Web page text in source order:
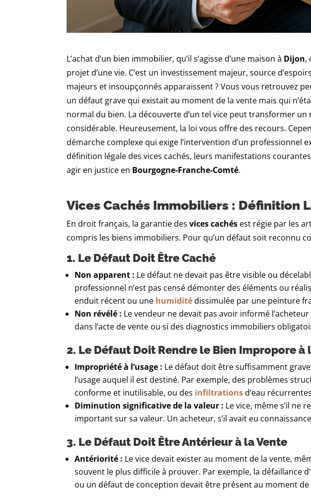
L’achat d’un bien immobilier, qu’il s’agisse d’une maison à Dijon,
projet d’une vie. C’est un investissement majeur, source
majeurs et insoupçonnés apparaissent ? Vous vous retrouvez
un défaut grave qui existait au moment de la vente mais qui
normal du bien. La découverte d’un tel vice peut transformer
considérable. Heureusement, la loi vous offre des recours.
démarche complexe qui exige l’intervention d’un professionnel
définition légale des vices cachés, leurs manifestations
agir en justice en Bourgogne-Franche-Comté.
Vices Cachés Immobiliers : Définition
En droit français, la garantie desvices cachés est régie par les
compris les biens immobiliers. Pour qu’un défaut soit reconnu
1. Le Défaut Doit Être Caché
Non apparent : Le défaut ne devait pas être visible ou
professionnel n’est pas censé démonter des éléments ou
enduit récent ou une humiditédissimulée par une peinture
Non révélé : Le vendeur ne devait pas avoir informé
dans l’acte de vente ou si des diagnostics immobiliers
2. Le Défaut Doit Rendre le Bien Impropore
Impropriété à l’usage : Le défaut doit être suffisamment
l’usage auquel il est destiné. Par exemple, des problèmes
conforme et inutilisable, ou des infiltrationsd’eau
Diminution significative de la valeur : Le vice, même s’il ne
important sur sa valeur. Un acheteur, s’il avait eu
3. Le Défaut Doit Être Antérieur à la Vente
Antériorité : Le vice devait exister au moment de la vente,
souvent le plus difficile à prouver. Par exemple, la défaillance
ou un défaut de conception devait être présent au moment de